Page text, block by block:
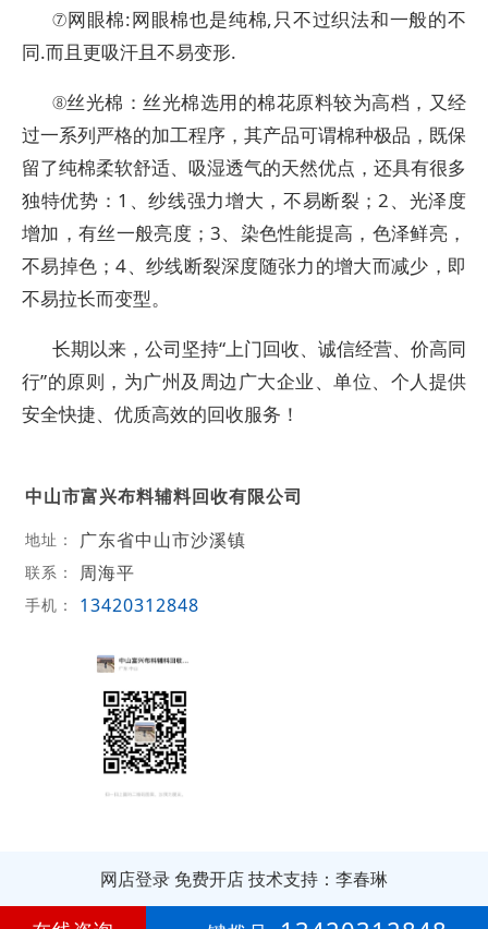
⑦网眼棉:网眼棉也是纯棉,只不过织法和一般的不
同.而且更吸汗且不易变形.
⑧丝光棉：丝光棉选用的棉花原料较为高档，又经
过一系列严格的加工程序，其产品可谓棉种极品，既保
留了纯棉柔软舒适、吸湿透气的天然优点，还具有很多
独特优势：1、纱线强力增大，不易断裂；2、光泽度
增加，有丝一般亮度；3、染色性能提高，色泽鲜亮，
不易掉色；4、纱线断裂深度随张力的增大而减少，即
不易拉长而变型。
长期以来，公司坚持“上门回收、诚信经营、价高同
行”的原则，为广州及周边广大企业、单位、个人提供
安全快捷、优质高效的回收服务！
中山市富兴布料辅料回收有限公司
地址： 广东省中山市沙溪镇
联系： 周海平
手机： 13420312848
网店登录 免费开店技术支持：李春琳
第12年